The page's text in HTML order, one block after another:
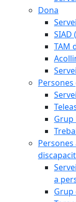
Dona
SIAD
TAM
Grup
a
Grup